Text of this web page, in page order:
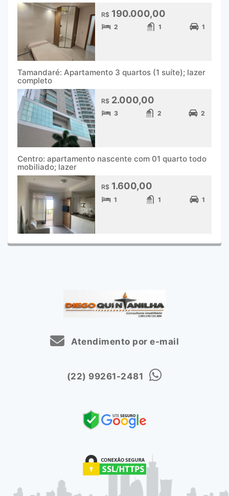
R$ 190.000,00
2 1 1
Tamandaré: Apartamento 3 quartos (1 suíte); lazer
completo
R$ 2.000,00
3 2 2
Centro: apartamento nascente com 01 quarto todo
mobiliado; lazer
R$ 1.600,00
1 1 1
Atendimento por e-mail
(22) 99261-2481